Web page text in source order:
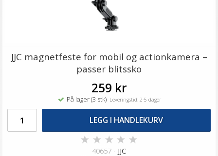
JJC magnetfeste for mobil og actionkamera –
passer blitssko
259 kr
På lager (3 stk)Leveringstid: 2-5 dager
LEGG I HANDLEKURV
★ ★ ★ ★ ★
40657 - JJC